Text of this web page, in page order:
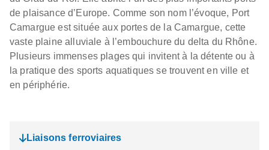
de plaisance d’Europe. Comme son nom l’évoque, Port
Camargue est située aux portes de la Camargue, cette
vaste plaine alluviale à l’embouchure du delta du Rhône.
Plusieurs immenses plages qui invitent à la détente ou à
la pratique des sports aquatiques se trouvent en ville et
en périphérie.
Liaisons ferroviaires